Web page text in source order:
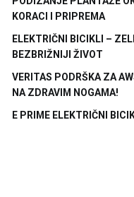
KORACI I PRIPREMA
ELEKTRIČNI BICIKLI –
BEZBRIŽNIJI ŽIVOT
VERITAS PODRŠKA ZA
NA ZDRAVIM NOGAMA!
E PRIME ELEKTRIČNI